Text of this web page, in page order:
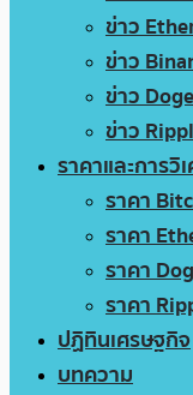
ข่าว
ข่าว
ข่าว
ข่าว
ราคาและการวิ
ราคา
ราคา
ราคา
ราคา
ปฏิทินเศรษฐกิจ
บทความ